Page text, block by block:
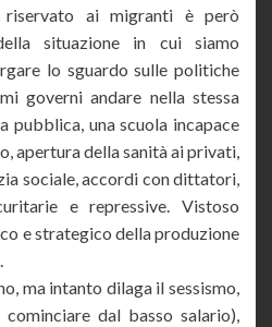
ai migranti è però
situazione in cui siamo
lo sguardo sulle politiche
governi andare nella stessa
pubblica, una scuola incapace
apertura della sanità ai privati,
sociale, accordi con dittatori,
e repressive. Vistoso
e strategico della produzione
ma intanto dilaga il sessismo,
dal basso salario),